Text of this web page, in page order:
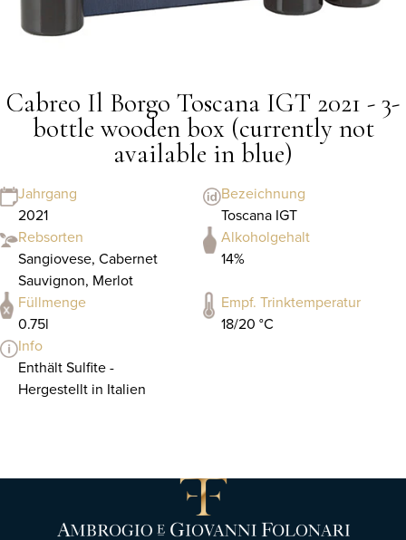
Cabreo Il Borgo Toscana IGT 2021 - 3-
bottle wooden box (currently not
available in blue)
Jahrgang
2021
Bezeichnung
Toscana IGT
Rebsorten
Sangiovese, Cabernet
Sauvignon, Merlot
Alkoholgehalt
14%
Füllmenge
0.75l
Empf. Trinktemperatur
18/20 °C
Info
Enthält Sulfite -
Hergestellt in Italien